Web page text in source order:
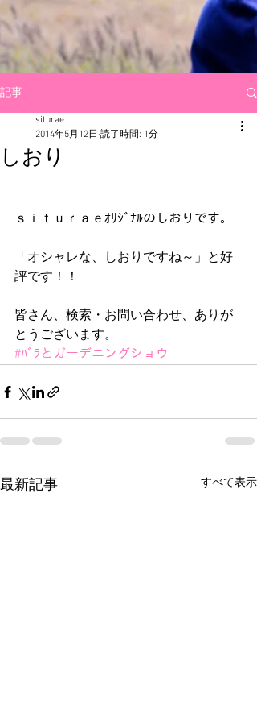
記事
しおり
siturae
2014年5月12日 読了時間: 1分
ｓｉｔｕｒａｅｵﾘｼﾞﾅﾙのしおりです。
「オシャレな、しおりですね～」と好
評です！！
皆さん、検索・お問い合わせ、ありが
とうございます。
#ﾊﾞﾗとガーデニングショウ
最新記事 すべて表示